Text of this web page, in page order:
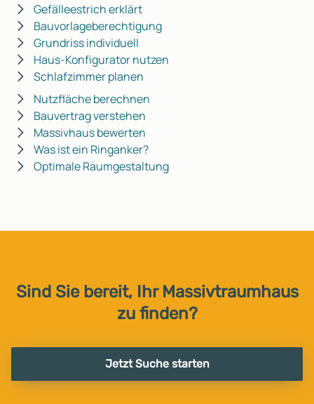
Gefälleestrich erklärt
Bauvorlageberechtigung
Grundriss individuell
Haus-Konfigurator nutzen
Schlafzimmer planen
Nutzfläche berechnen
Bauvertrag verstehen
Massivhaus bewerten
Was ist ein Ringanker?
Optimale Raumgestaltung
Sind Sie bereit, Ihr Massivtraumhaus
zu finden?
Jetzt Suche starten